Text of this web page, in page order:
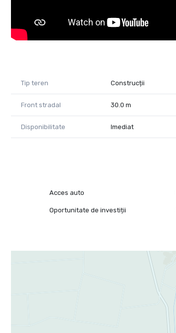
Tip teren Construcții
Front stradal 30.0 m
Disponibilitate Imediat
Acces auto
Oportunitate de investiții